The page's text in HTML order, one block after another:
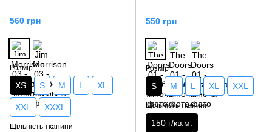
560 грн
Розмір
XS S M L XL
XXL XXXL
Щільність тканини
550 грн
Розмір
S M L XL XXL
Щільність тканини
150 г/кв.м.